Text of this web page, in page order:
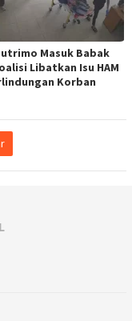
Masuk Babak
Libatkan Isu HAM
Korban